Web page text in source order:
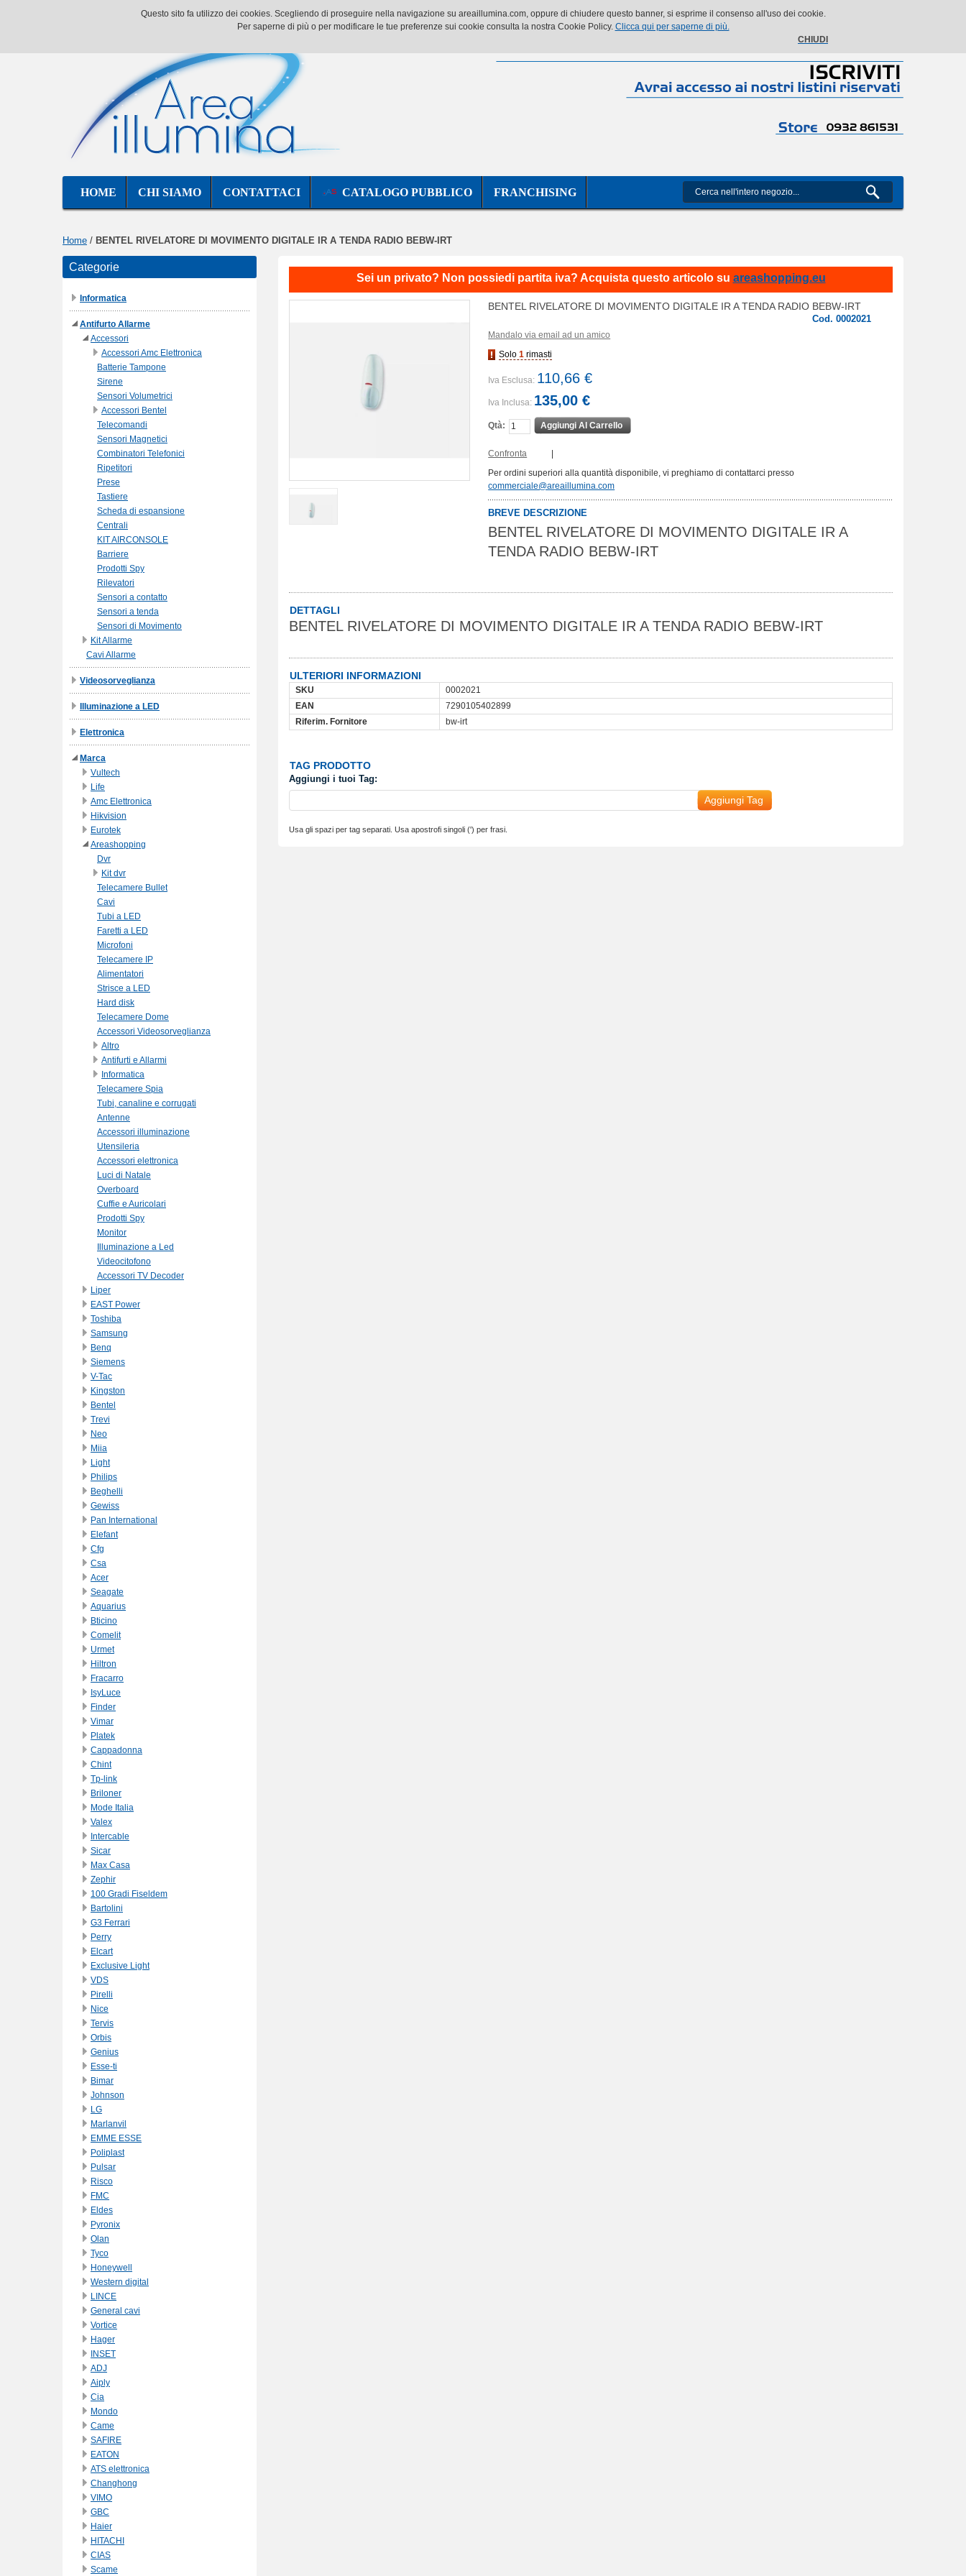
Il mio account Il mio carrello Vai alla Cassa
HOME CHI SIAMO CONTATTACI CATALOGO PUBBLICO FRANCHISING
Home / BENTEL RIVELATORE DI MOVIMENTO DIGITALE IR A TENDA RADIO BEBW-IRT
Sei un privato? Non possiedi partita iva? Acquista questo articolo su areashopping.eu
BENTEL RIVELATORE DI MOVIMENTO DIGITALE IR A TENDA RADIO BEBW-IRT
Cod. 0002021
Mandalo via email ad un amico
Solo1 rimasti
Iva Esclusa: 110,66 €
Iva Inclusa: 135,00 €
Qtà: Aggiungi Al Carrello
Confronta
Per ordini superiori alla quantità disponibile, vi preghiamo di contattarci presso
commerciale@areaillumina.com
BREVE DESCRIZIONE
BENTEL RIVELATORE DI MOVIMENTO DIGITALE IR A
TENDA RADIO BEBW-IRT
DETTAGLI
BENTEL RIVELATORE DI MOVIMENTO DIGITALE IR A TENDA RADIO BEBW-IRT
ULTERIORI INFORMAZIONI
SKU
0002021
EAN
7290105402899
Riferim. Fornitore
bw-irt
TAG PRODOTTO
Aggiungi i tuoi Tag:
Aggiungi Tag
Usa gli spazi per tag separati. Usa apostrofi singoli (') per frasi.
Categorie
Informatica
Antifurto Allarme
Accessori
Accessori Amc Elettronica
Batterie Tampone
Sirene
Sensori Volumetrici
Accessori Bentel
Telecomandi
Sensori Magnetici
Combinatori Telefonici
Ripetitori
Prese
Tastiere
Scheda di espansione
Centrali
KIT AIRCONSOLE
Barriere
Prodotti Spy
Rilevatori
Sensori a contatto
Sensori a tenda
Sensori di Movimento
Kit Allarme
Cavi Allarme
Videosorveglianza
Illuminazione a LED
Elettronica
Marca
Vultech
Life
Amc Elettronica
Hikvision
Eurotek
Areashopping
Dvr
Kit dvr
Telecamere Bullet
Cavi
Tubi a LED
Faretti a LED
Microfoni
Telecamere IP
Alimentatori
Strisce a LED
Hard disk
Telecamere Dome
Accessori Videosorveglianza
Altro
Antifurti e Allarmi
Informatica
Telecamere Spia
Tubi, canaline e corrugati
Antenne
Accessori illuminazione
Utensileria
Accessori elettronica
Luci di Natale
Overboard
Cuffie e Auricolari
Prodotti Spy
Monitor
Illuminazione a Led
Videocitofono
Accessori TV Decoder
Liper
EAST Power
Toshiba
Samsung
Benq
Siemens
V-Tac
Kingston
Bentel
Trevi
Neo
Miia
Light
Philips
Beghelli
Gewiss
Pan International
Elefant
Cfg
Csa
Acer
Seagate
Aquarius
Bticino
Comelit
Urmet
Hiltron
Fracarro
IsyLuce
Finder
Vimar
Platek
Cappadonna
Chint
Tp-link
Briloner
Mode Italia
Valex
Intercable
Sicar
Max Casa
Zephir
100 Gradi Fiseldem
Bartolini
G3 Ferrari
Perry
Elcart
Exclusive Light
VDS
Pirelli
Nice
Tervis
Orbis
Genius
Esse-ti
Bimar
Johnson
LG
Marlanvil
EMME ESSE
Poliplast
Pulsar
Risco
FMC
Eldes
Pyronix
Olan
Tyco
Honeywell
Western digital
LINCE
General cavi
Vortice
Hager
INSET
ADJ
Aiply
Cia
Mondo
Came
SAFIRE
EATON
ATS elettronica
Changhong
VIMO
GBC
Haier
HITACHI
CIAS
Scame
Questo sito fa utilizzo dei cookies. Scegliendo di proseguire nella navigazione su areaillumina.com, oppure di chiudere questo banner, si esprime il consenso all'uso dei cookie.
Per saperne di più o per modificare le tue preferenze sui cookie consulta la nostra Cookie Policy. Clicca qui per saperne di più.
CHIUDI